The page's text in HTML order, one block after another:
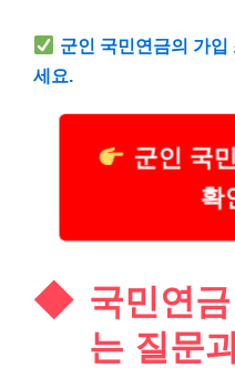
군인 국민연금의 가
세요.
군인 국
확
국민연
는 질문